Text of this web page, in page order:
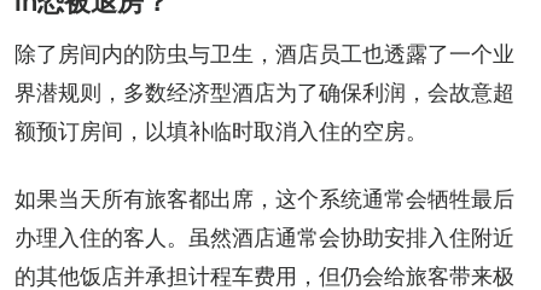
除了房间内的防虫与卫生，酒店员工也透露了一个业
界潜规则，多数经济型酒店为了确保利润，会故意超
额预订房间，以填补临时取消入住的空房。
如果当天所有旅客都出席，这个系统通常会牺牲最后
办理入住的客人。虽然酒店通常会协助安排入住附近
的其他饭店并承担计程车费用，但仍会给旅客带来极